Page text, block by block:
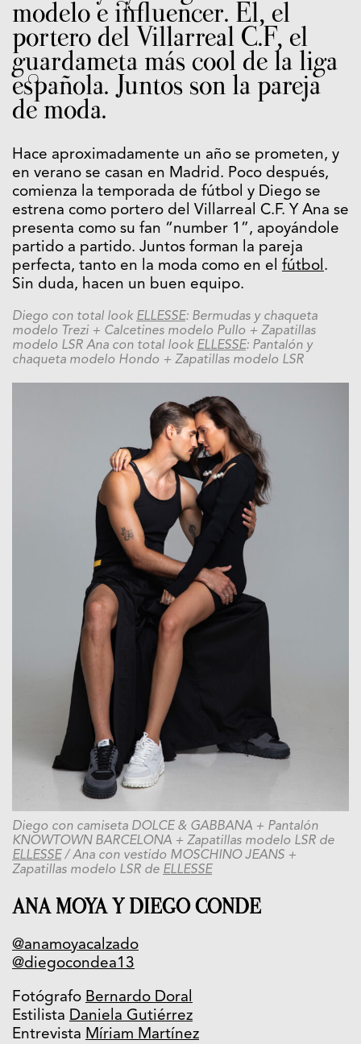
modelo e influencer. Él, el
portero del Villarreal C.F, el
guardameta más cool de la liga
española. Juntos son la pareja
de moda.
Hace aproximadamente un año se prometen, y
en verano se casan en Madrid. Poco después,
comienza la temporada de fútbol y Diego se
estrena como portero del Villarreal C.F. Y Ana se
presenta como su fan “number 1”, apoyándole
partido a partido. Juntos forman la pareja
perfecta, tanto en la moda como en el fútbol.
Sin duda, hacen un buen equipo.
Diego con total look ELLESSE: Bermudas y chaqueta
modelo Trezi + Calcetines modelo Pullo + Zapatillas
modelo LSR Ana con total look ELLESSE: Pantalón y
chaqueta modelo Hondo + Zapatillas modelo LSR
Diego con camiseta DOLCE & GABBANA + Pantalón
KNOWTOWN BARCELONA + Zapatillas modelo LSR de
ELLESSE / Ana con vestido MOSCHINO JEANS +
Zapatillas modelo LSR de ELLESSE
ANA MOYA Y DIEGO CONDE
@anamoyacalzado
@diegocondea13
Fotógrafo Bernardo Doral
Estilista Daniela Gutiérrez
Entrevista Míriam Martínez